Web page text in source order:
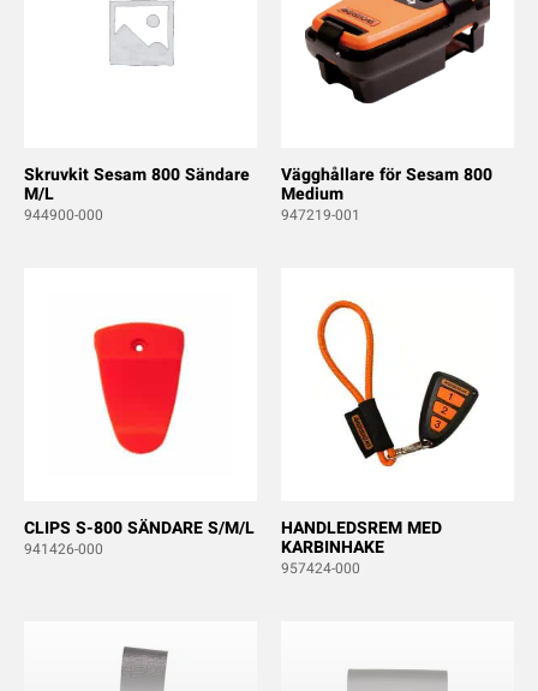
Skruvkit Sesam 800 Sändare
M/L
944900-000
Vägghållare för Sesam 800
Medium
947219-001
CLIPS S-800 SÄNDARE S/M/L
941426-000
HANDLEDSREM MED
KARBINHAKE
957424-000